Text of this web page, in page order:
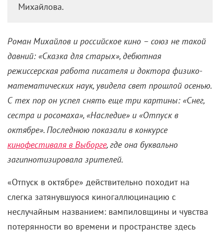
Михайлова.
Роман Михайлов и российское кино – союз не такой
давний: «Сказка для старых», дебютная
режиссерская работа писателя и доктора физико-
математических наук, увидела свет прошлой осенью.
С тех пор он успел снять еще три картины: «Снег,
сестра и росомаха», «Наследие» и «Отпуск в
октябре». Последнюю показали в конкурсе
кинофестиваля в Выборге, где она буквально
загипнотизировала зрителей.
«Отпуск в октябре» действительно походит на
слегка затянувшуюся киногаллюцинацию с
неслучайным названием: вампиловщины и чувства
потерянности во времени и пространстве здесь